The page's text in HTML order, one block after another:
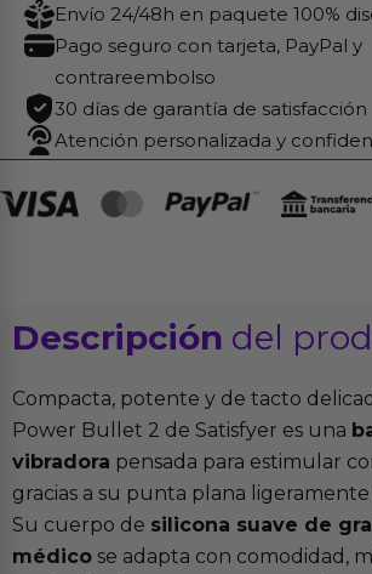
Envío 24/48h en paquete 100%
Pago seguro con tarjeta, PayPal y
contrareembolso
30 días de garantía de satisfacción
Atención personalizada y
Descripción del
Compacta, potente y de tacto
Power Bullet 2 de Satisfyer es una
vibradora pensada para estimular
gracias a su punta plana ligeramente
Su cuerpo de silicona suave de
médico se adapta con comodidad,